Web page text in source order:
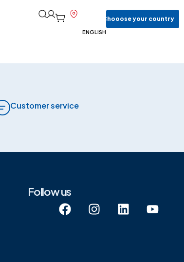
Choooseyour country
ENGLISH
Customer service
Follow us